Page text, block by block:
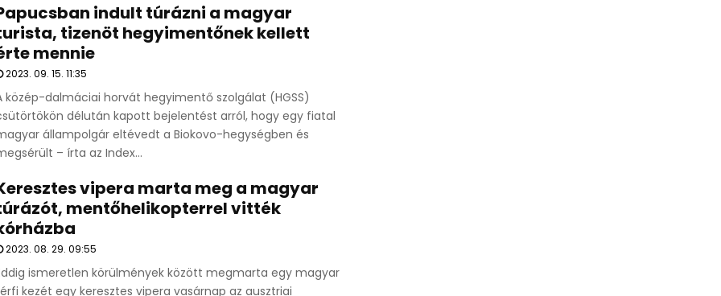
indult túrázni a magyar
tizenöt hegyimentőnek kellett
mennie
2023. 09. 15. 11:35
közép-dalmáciai horvát hegyimentő szolgálat (HGSS)
délután kapott bejelentést arról, hogy egy fiatal
állampolgár eltévedt a Biokovo-hegységben és
– írta az Index...
vipera marta meg a magyar
mentőhelikopterrel vitték
2023. 08. 29. 09:55
ismeretlen körülmények között megmarta egy magyar
kezét egy keresztes vipera vasárnap az ausztriai